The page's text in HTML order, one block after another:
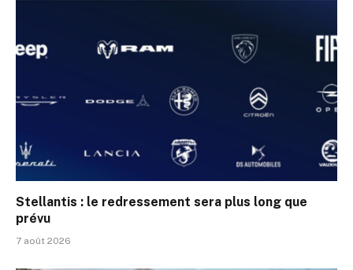
Stellantis : le redressement sera plus long que
prévu
7 août 2026